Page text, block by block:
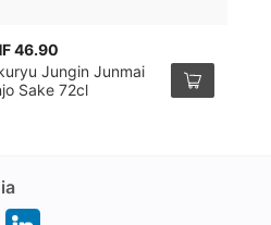
46.90
Jungin Junmai
Sake 72cl